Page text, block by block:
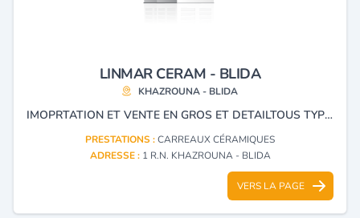
LINMAR CERAM - BLIDA
KHAZROUNA - BLIDA
IMOPRTATION ET VENTE EN GROS ET DETAILTOUS TYPE DE CERAMIQUE ET FAÏENCE,DALLE DE SOL,SANITAIRE.
PRESTATIONS :CARREAUX CÉRAMIQUES
ADRESSE : 1 R.N. KHAZROUNA - BLIDA
VERS LA PAGE